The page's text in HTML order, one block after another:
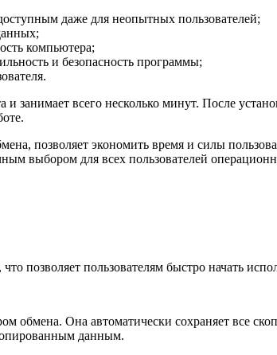
даже для неопытных пользователей;
компьютера;
и безопасность программы;
всего несколько минут. После
позволяет экономить время и силы
выбором для всех пользователей
позволяет пользователям быстро начать
Она автоматически сохраняет все
данным.